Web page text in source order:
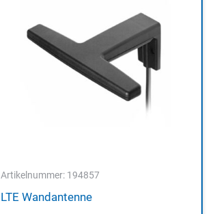
Artikelnummer: 194857
LTE Wandantenne